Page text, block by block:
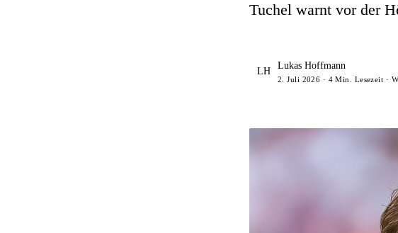
Tuchel warnt vor der
LH
Lukas Hoffmann
2. Juli 2026 · 4 Min. Lesezeit ·